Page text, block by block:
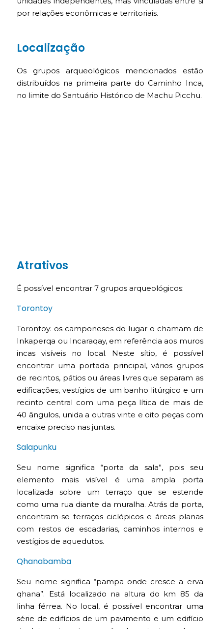
por relações econômicas e territoriais.
Localização
Os grupos arqueológicos mencionados estão
distribuídos na primeira parte do Caminho Inca,
no limite do Santuário Histórico de Machu Picchu.
Atrativos
É possível encontrar 7 grupos arqueológicos:
Torontoy
Torontoy: os camponeses do lugar o chamam de
Inkaperqa ou Incaraqay, em referência aos muros
incas visíveis no local. Neste sítio, é possível
encontrar uma portada principal, vários grupos
de recintos, pátios ou áreas livres que separam as
edificações, vestígios de um banho litúrgico e um
recinto central com uma peça lítica de mais de
40 ângulos, unida a outras vinte e oito peças com
encaixe preciso nas juntas.
Salapunku
Seu nome significa “porta da sala”, pois seu
elemento mais visível é uma ampla porta
localizada sobre um terraço que se estende
como uma rua diante da muralha. Atrás da porta,
encontram-se terraços ciclópicos e áreas planas
com restos de escadarias, caminhos internos e
vestígios de aquedutos.
Qhanabamba
Seu nome significa “pampa onde cresce a erva
qhana”. Está localizado na altura do km 85 da
linha férrea. No local, é possível encontrar uma
série de edifícios de um pavimento e um edifício